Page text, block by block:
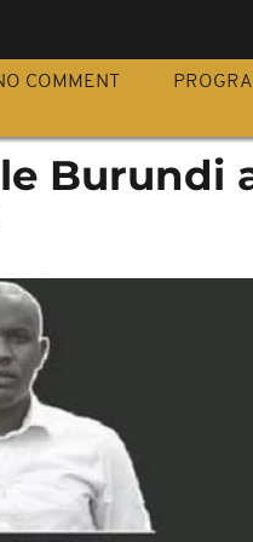
COMMENT
Burundi